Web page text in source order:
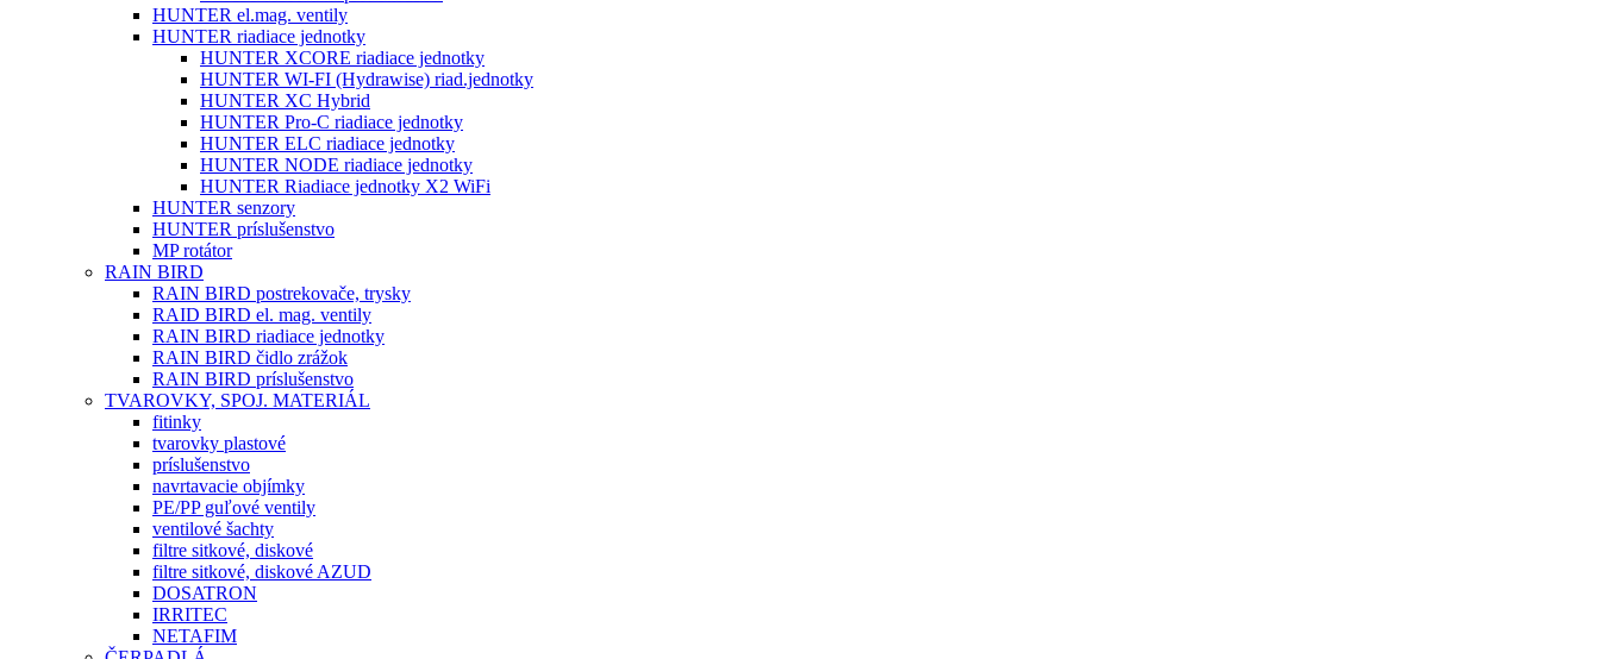
HUNTER el.mag. ventily
HUNTER riadiace jednotky
HUNTER XCORE riadiace jednotky
HUNTER WI-FI (Hydrawise) riad.jednotky
HUNTER XC Hybrid
HUNTER Pro-C riadiace jednotky
HUNTER ELC riadiace jednotky
HUNTER NODE riadiace jednotky
HUNTER Riadiace jednotky X2 WiFi
HUNTER senzory
HUNTER príslušenstvo
MP rotátor
RAIN BIRD
RAIN BIRD postrekovače, trysky
RAID BIRD el. mag. ventily
RAIN BIRD riadiace jednotky
RAIN BIRD čidlo zrážok
RAIN BIRD príslušenstvo
TVAROVKY, SPOJ. MATERIÁL
fitinky
tvarovky plastové
príslušenstvo
navrtavacie objímky
PE/PP guľové ventily
ventilové šachty
filtre sitkové, diskové
filtre sitkové, diskové AZUD
DOSATRON
IRRITEC
NETAFIM